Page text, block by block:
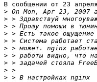
В сообщении от 23
>
>
>
>
>
>
>
>
>
>